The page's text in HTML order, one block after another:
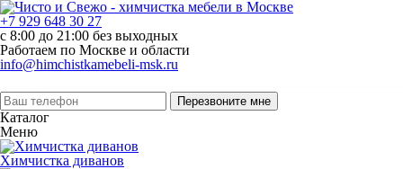
+7 929 648 30 27
с 8:00 до 21:00 без выходных
Работаем по Москве и области
info@himchistkamebeli-msk.ru
Перезвоните мне
Каталог
Меню
Химчистка диванов